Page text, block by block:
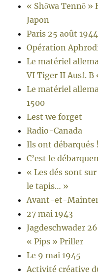
« Shōwa Tennō »
Japon
Paris 25 août 1944
Opération
Le matériel
VI Tiger II Ausf.
Le matériel
1500
Lest we forget
Radio-Canada
Ils ont débarqués !
C’est le
« Les dés sont
le tapis… »
Avant-et-
27 mai 1943
Jagdeschwader
« Pips » Priller
Le 9 mai 1945
Activité créative